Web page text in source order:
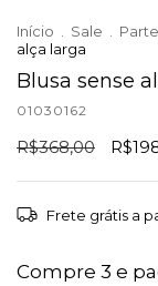
Início Sale
alça larga
Blusa sense
01030162
R$368,00
Frete grátis a
Compre 3 e